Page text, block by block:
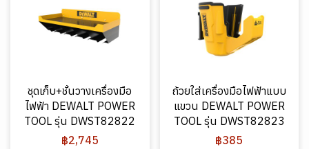
ชุดเก็บ+ชั้นวางเครื่องมือ
ไฟฟ้า DEWALT POWER
TOOL รุ่น DWST82822
฿2,745
ถ้วยใส่เครื่องมือไฟฟ้าแบบ
แขวน DEWALT POWER
TOOL รุ่น DWST82823
฿385